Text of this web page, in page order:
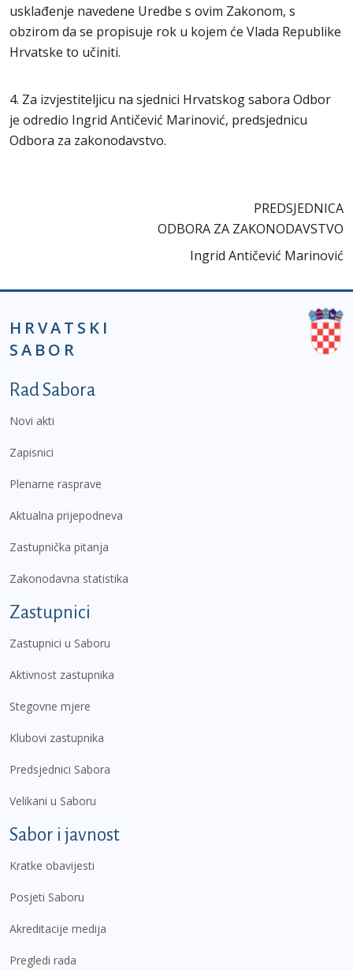
usklađenje navedene Uredbe s ovim Zakonom, s
obzirom da se propisuje rok u kojem će Vlada Republike
Hrvatske to učiniti.
4. Za izvjestiteljicu na sjednici Hrvatskog sabora Odbor
je odredio Ingrid Antičević Marinović, predsjednicu
Odbora za zakonodavstvo.
PREDSJEDNICA
ODBORA ZA ZAKONODAVSTVO
Ingrid Antičević Marinović
HRVATSKI
SABOR
Podnožje prvi izbornik
Rad Sabora
Novi akti
Zapisnici
Plenarne rasprave
Aktualna prijepodneva
Zastupnička pitanja
Zakonodavna statistika
Zastupnici
Zastupnici u Saboru
Aktivnost zastupnika
Stegovne mjere
Klubovi zastupnika
Predsjednici Sabora
Velikani u Saboru
Sabor i javnost
Kratke obavijesti
Posjeti Saboru
Akreditacije medija
Pregledi rada